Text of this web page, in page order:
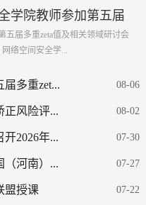
学院教师参加第五届
五届多重zeta值及相关领域研讨会
络空间安全学...
多重zet... 08-06
正风险评... 08-02
2026年... 07-30
（河南）... 07-27
盟授课 07-22